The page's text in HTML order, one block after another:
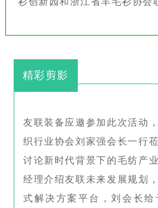
精彩剪影
友联装备应邀参加此次活动
织行业协会刘家强会长一行
讨论新时代背景下的毛纺产
经理介绍友联未来发展规划
式解决方案平台，刘会长给